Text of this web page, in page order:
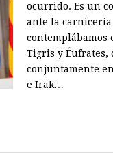
ocurrido. Es un
ante la
contemplábamos
Tigris y Éufrates,
conjuntamente
e Irak…